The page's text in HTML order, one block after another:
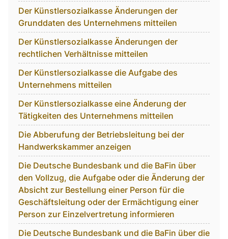
Der Künstlersozialkasse Änderungen der
Grunddaten des Unternehmens mitteilen
Der Künstlersozialkasse Änderungen der
rechtlichen Verhältnisse mitteilen
Der Künstlersozialkasse die Aufgabe des
Unternehmens mitteilen
Der Künstlersozialkasse eine Änderung der
Tätigkeiten des Unternehmens mitteilen
Die Abberufung der Betriebsleitung bei der
Handwerkskammer anzeigen
Die Deutsche Bundesbank und die BaFin über
den Vollzug, die Aufgabe oder die Änderung der
Absicht zur Bestellung einer Person für die
Geschäftsleitung oder der Ermächtigung einer
Person zur Einzelvertretung informieren
Die Deutsche Bundesbank und die BaFin über die